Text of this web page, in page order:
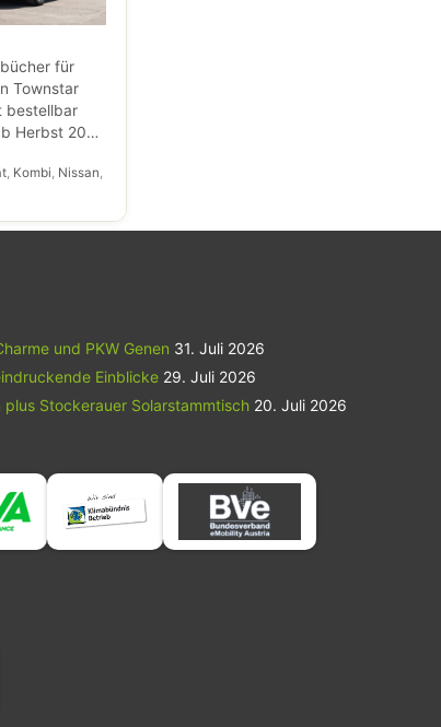
für
Townstar
bestellbar
Herbst 2023
des
mit fünf
einer
Kombi Nissan
und PKW Genen 31. Juli 2026
Einblicke 29. Juli 2026
Stockerauer Solarstammtisch 20. Juli 2026